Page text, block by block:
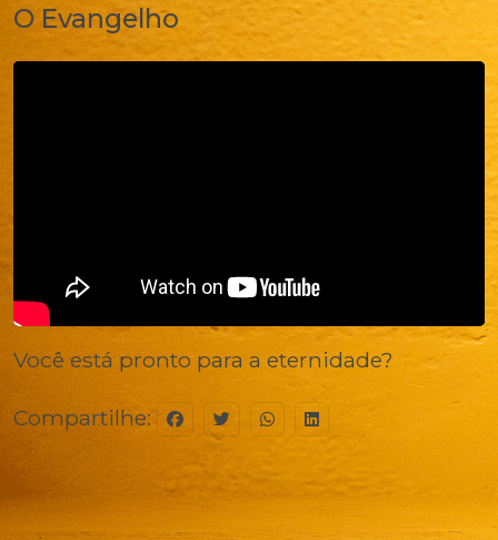
O Evangelho
Você está pronto para a eternidade?
Compartilhe: